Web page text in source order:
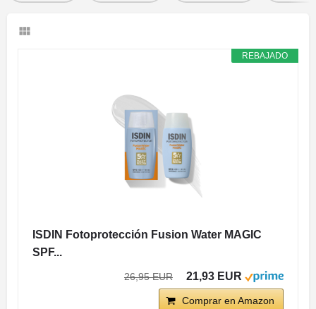
REBAJADO
ISDIN Fotoprotección Fusion Water MAGIC
SPF...
26,95 EUR 21,93 EUR
Comprar en Amazon